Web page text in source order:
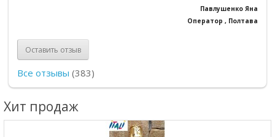
Павлушенко Яна
Оператор , Полтава
Оставить отзыв
Все отзывы (383)
Хит продаж